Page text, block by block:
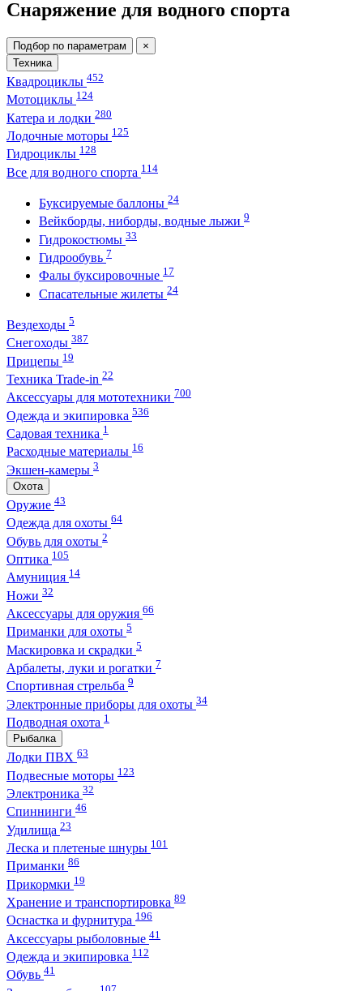
Снаряжение для водного спорта
Подбор по параметрам
×
Техника
Квадроциклы 452
Мотоциклы 124
Катера и лодки 280
Лодочные моторы 125
Гидроциклы 128
Все для водного спорта 114
Буксируемые баллоны 24
Вейкборды, ниборды, водные лыжи 9
Гидрокостюмы 33
Гидрообувь 7
Фалы буксировочные 17
Спасательные жилеты 24
Вездеходы 5
Снегоходы 387
Прицепы 19
Техника Trade-in 22
Аксессуары для мототехники 700
Одежда и экипировка 536
Садовая техника 1
Расходные материалы 16
Экшен-камеры 3
Охота
Оружие 43
Одежда для охоты 64
Обувь для охоты 2
Оптика 105
Амуниция 14
Ножи 32
Аксессуары для оружия 66
Приманки для охоты 5
Маскировка и скрадки 5
Арбалеты, луки и рогатки 7
Спортивная стрельба 9
Электронные приборы для охоты 34
Подводная охота 1
Рыбалка
Лодки ПВХ 63
Подвесные моторы 123
Электроника 32
Спиннинги 46
Удилища 23
Леска и плетеные шнуры 101
Приманки 86
Прикормки 19
Хранение и транспортировка 89
Оснастка и фурнитура 196
Аксессуары рыболовные 41
Одежда и экипировка 112
Обувь 41
107